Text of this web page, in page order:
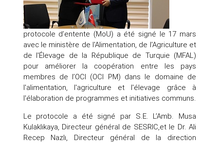
protocole d’entente (MoU) a été signé le 17 mars
avec le ministère de l'Alimentation, de l'Agriculture et
de l'Élevage de la République de Turquie (MFAL)
pour améliorer la coopération entre les pays
membres de l’OCI (OCI PM) dans le domaine de
l'alimentation, l'agriculture et l'élevage grâce à
l'élaboration de programmes et initiatives communs.
Le protocole a été signé par S.E. L’Amb. Musa
Kulaklıkaya, Directeur général de SESRIC,et le Dr. Ali
Recep Nazlı, Directeur général de la direction